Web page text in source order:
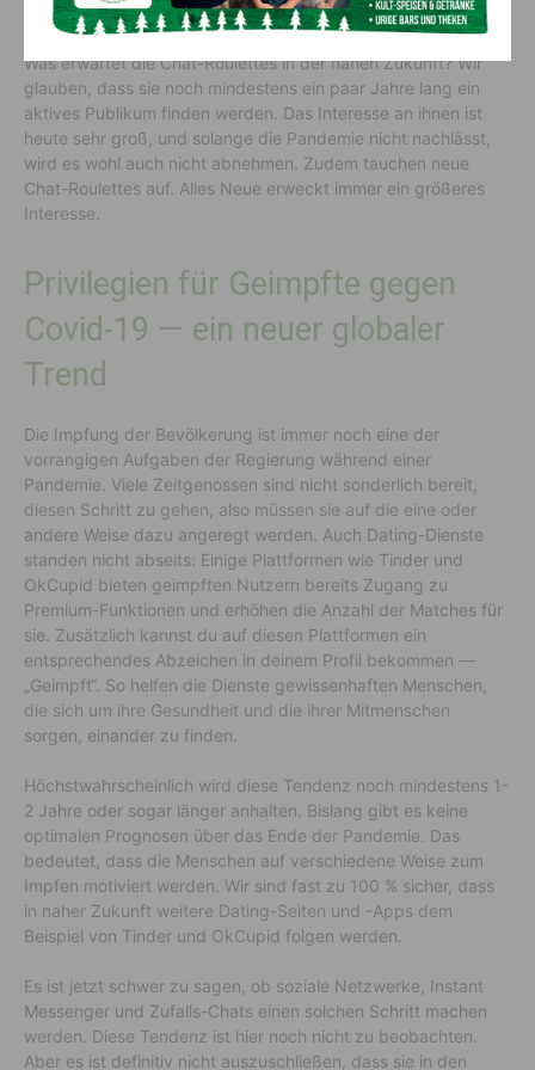
langsamen Internetverbindung auf.
Was erwartet die Chat-Roulettes in der nahen Zukunft? Wir
glauben, dass sie noch mindestens ein paar Jahre lang ein
aktives Publikum finden werden. Das Interesse an ihnen ist
heute sehr groß, und solange die Pandemie nicht nachlässt,
wird es wohl auch nicht abnehmen. Zudem tauchen neue
Chat-Roulettes auf. Alles Neue erweckt immer ein größeres
Interesse.
Privilegien für Geimpfte gegen
Covid-19 — ein neuer globaler
Trend
Die Impfung der Bevölkerung ist immer noch eine der
vorrangigen Aufgaben der Regierung während einer
Pandemie. Viele Zeitgenossen sind nicht sonderlich bereit,
diesen Schritt zu gehen, also müssen sie auf die eine oder
andere Weise dazu angeregt werden. Auch Dating-Dienste
standen nicht abseits: Einige Plattformen wie Tinder und
OkCupid bieten geimpften Nutzern bereits Zugang zu
Premium-Funktionen und erhöhen die Anzahl der Matches für
sie. Zusätzlich kannst du auf diesen Plattformen ein
entsprechendes Abzeichen in deinem Profil bekommen —
„Geimpft“. So helfen die Dienste gewissenhaften Menschen,
die sich um ihre Gesundheit und die ihrer Mitmenschen
sorgen, einander zu finden.
Höchstwahrscheinlich wird diese Tendenz noch mindestens 1-
2 Jahre oder sogar länger anhalten. Bislang gibt es keine
optimalen Prognosen über das Ende der Pandemie. Das
bedeutet, dass die Menschen auf verschiedene Weise zum
Impfen motiviert werden. Wir sind fast zu 100 % sicher, dass
in naher Zukunft weitere Dating-Seiten und -Apps dem
Beispiel von Tinder und OkCupid folgen werden.
Es ist jetzt schwer zu sagen, ob soziale Netzwerke, Instant
Messenger und Zufalls-Chats einen solchen Schritt machen
werden. Diese Tendenz ist hier noch nicht zu beobachten.
Aber es ist definitiv nicht auszuschließen, dass sie in den